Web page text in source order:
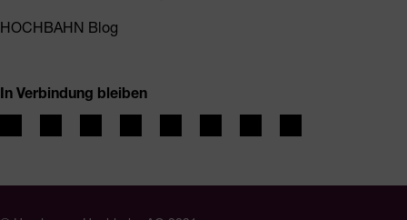
HOCHBAHN Blog
In Verbindung bleiben